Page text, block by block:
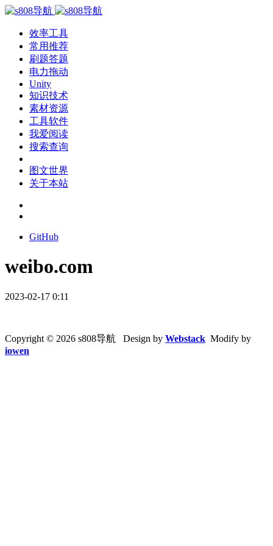
效率工具
常用推荐
刷题答题
电力拖动
Unity
知识技术
素材资源
工具软件
我爱阅读
搜索查询
图文世界
关于本站
GitHub
weibo.com
2023-02-17 0:11
Copyright © 2026 s808导航 Design by Webstack Modify by
iowen